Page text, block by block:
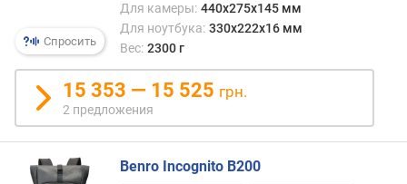
Спросить
Для камеры: 440x275x145 мм
Для ноутбука: 330x222x16 мм
Вес: 2300 г
15 353 — 15 525 грн.
2 предложения
Benro Incognito B200